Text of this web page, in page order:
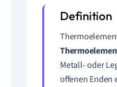
Metall- oder
offenen Enden